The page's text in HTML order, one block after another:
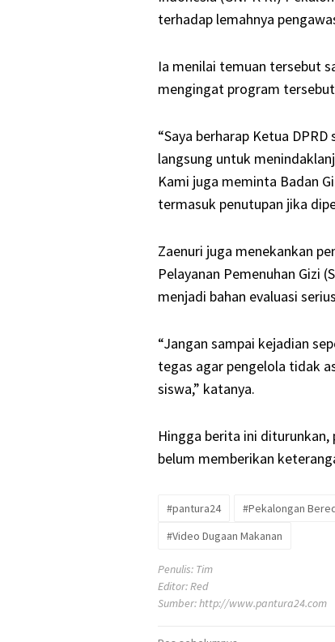
terhadap lemahnya
Ia menilai temuan tersebut
mengingat program
“Saya berharap Ketua
langsung untuk
Kami juga meminta Badan
termasuk penutupan jika
Zaenuri juga menekankan
Pelayanan Pemenuhan Gizi
menjadi bahan evaluasi
“Jangan sampai kejadian
tegas agar pengelola tidak
siswa,” katanya.
Hingga berita ini diturunkan,
belum memberikan
#pantura24 #Pekalongan
#Video Dugaan Makanan
Penulis: Tim
Editor: Red
Sumber:http://www.pantura24.com